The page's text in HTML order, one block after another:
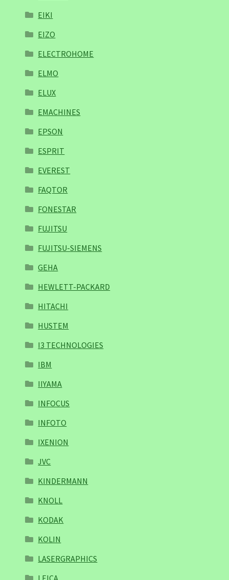
EIKI
EIZO
ELECTROHOME
ELMO
ELUX
EMACHINES
EPSON
ESPRIT
EVEREST
FAQTOR
FONESTAR
FUJITSU
FUJITSU-SIEMENS
GEHA
HEWLETT-PACKARD
HITACHI
HUSTEM
I3 TECHNOLOGIES
IBM
IIYAMA
INFOCUS
INFOTO
IXENION
JVC
KINDERMANN
KNOLL
KODAK
KOLIN
LASERGRAPHICS